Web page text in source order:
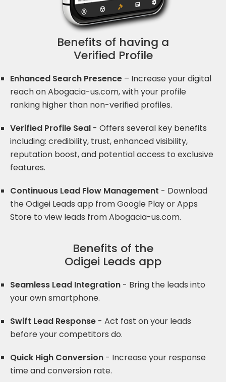
Benefits of having a
Verified Profile
Enhanced Search Presence – Increase your digital
reach on Abogacia-us.com, with your profile
ranking higher than non-verified profiles.
Verified Profile Seal - Offers several key benefits
including: credibility, trust, enhanced visibility,
reputation boost, and potential access to exclusive
features.
Continuous Lead Flow Management - Download
the Odigei Leads app from Google Play or Apps
Store to view leads from Abogacia-us.com.
Benefits of the
Odigei Leads app
Seamless Lead Integration - Bring the leads into
your own smartphone.
Swift Lead Response - Act fast on your leads
before your competitors do.
Quick High Conversion - Increase your response
time and conversion rate.